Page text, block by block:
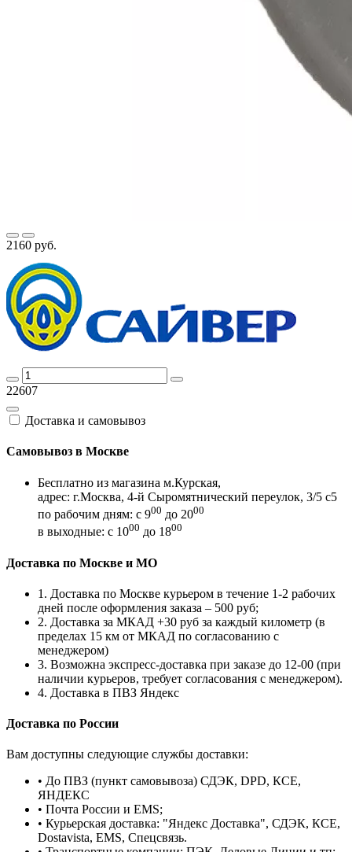
2160 руб.
22607
Доставка и самовывоз
Самовывоз в Москве
Бесплатно из магазина м.Курская,
адрес: г.Москва, 4-й Сыромятнический переулок, 3/5 с5
по рабочим дням: с 900 до 2000
в выходные: с 1000 до 1800
Доставка по Москве и МО
1. Доставка по Москве курьером в течение 1-2 рабочих
дней после оформления заказа – 500 руб;
2. Доставка за МКАД +30 руб за каждый километр (в
пределах 15 км от МКАД по согласованию с
менеджером)
3. Возможна экспресс-доставка при заказе до 12-00 (при
наличии курьеров, требует согласования с менеджером).
4. Доставка в ПВЗ Яндекс
Доставка по России
Вам доступны следующие службы доставки:
• До ПВЗ (пункт самовывоза) СДЭК, DPD, КСЕ,
ЯНДЕКС
• Почта России и EMS;
• Курьерская доставка: "Яндекс Доставка", СДЭК, КСЕ,
Dostavista, EMS, Спецсвязь.